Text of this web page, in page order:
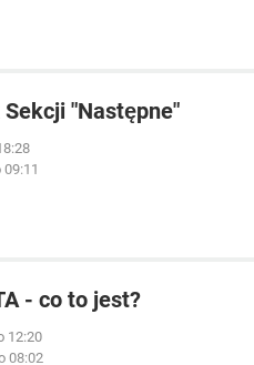
"Następne"
- co to jest?
12:20
08:02